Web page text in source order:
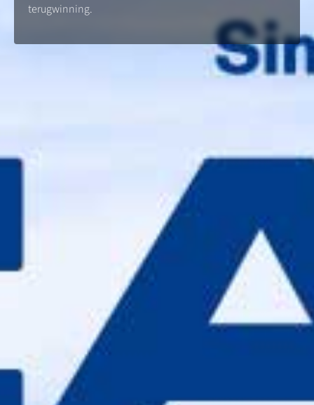
terugwinning.